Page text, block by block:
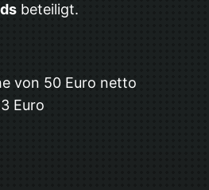
beteiligt.
von 50 Euro netto
Euro